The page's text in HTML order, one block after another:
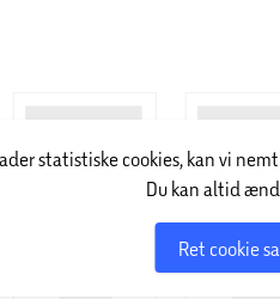
statistiske cookies, kan vi
Du kan altid
Ret cookie